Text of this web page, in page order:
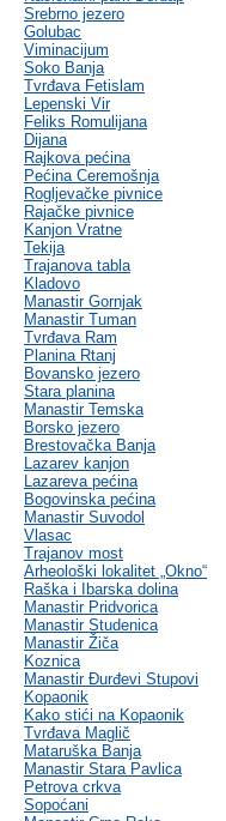
Srebrno jezero
Golubac
Viminacijum
Soko Banja
Tvrđava Fetislam
Lepenski Vir
Feliks Romulijana
Dijana
Rajkova pećina
Pećina Ceremošnja
Rogljevačke pivnice
Rajačke pivnice
Kanjon Vratne
Tekija
Trajanova tabla
Kladovo
Manastir Gornjak
Manastir Tuman
Tvrđava Ram
Planina Rtanj
Bovansko jezero
Stara planina
Manastir Temska
Borsko jezero
Brestovačka Banja
Lazarev kanjon
Lazareva pećina
Bogovinska pećina
Manastir Suvodol
Vlasac
Trajanov most
Arheološki lokalitet „Okno“
Raška i Ibarska dolina
Manastir Pridvorica
Manastir Studenica
Manastir Žiča
Koznica
Manastir Đurđevi Stupovi
Kopaonik
Kako stići na Kopaonik
Tvrđava Maglič
Mataruška Banja
Manastir Stara Pavlica
Petrova crkva
Sopoćani